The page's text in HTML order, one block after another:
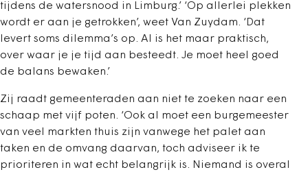
tijdens de watersnood in Limburg.’ ‘Op allerlei plekken
wordt er aan je getrokken’, weet Van Zuydam. ‘Dat
levert soms dilemma’s op. Al is het maar praktisch,
over waar je je tijd aan besteedt. Je moet heel goed
de balans bewaken.’
Zij raadt gemeenteraden aan niet te zoeken naar een
schaap met vijf poten. ‘Ook al moet een burgemeester
van veel markten thuis zijn vanwege het palet aan
taken en de omvang daarvan, toch adviseer ik te
prioriteren in wat echt belangrijk is. Niemand is overal